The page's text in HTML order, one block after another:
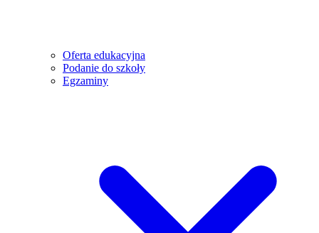
Oferta edukacyjna
Podanie do szkoły
Egzaminy